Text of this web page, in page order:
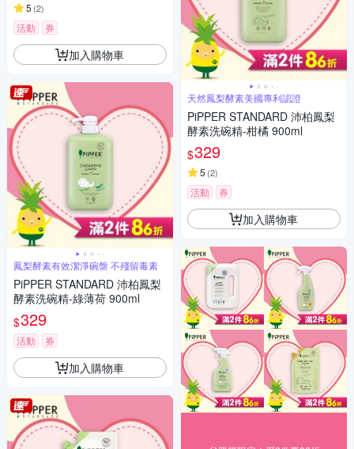
5 (2)
活動 券
加入購物車
鳳梨酵素有效潔淨碗盤 不殘留毒素
PiPPER STANDARD 沛柏鳳梨
酵素洗碗精-綠薄荷 900ml
$329
活動 券
加入購物車
天然鳳梨酵素美國專利認證
PiPPER STANDARD 沛柏鳳梨
酵素洗碗精-柑橘 900ml
$329
5 (2)
活動 券
加入購物車